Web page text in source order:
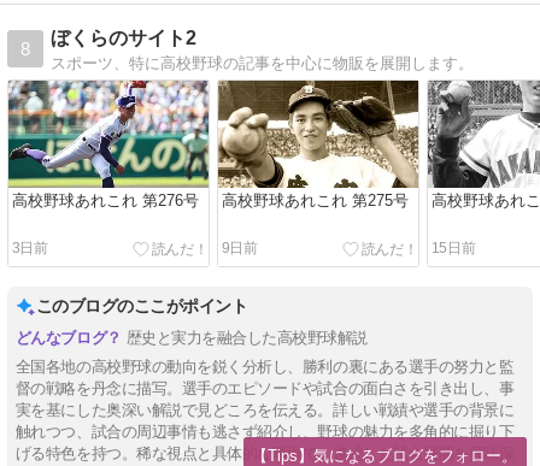
8
ぼくらのサイト2
スポーツ、特に高校野球の記事を中心に物販を展開します。
高校野球あれこれ 第276号
3日前
高校野球あれこれ 第275号
9日前
高校野球あれ
15日前
このブログのここがポイント
歴史と実力を融合した高校野球解説
全国各地の高校野球の動向を鋭く分析し、勝利の裏にある選手の努力と監
督の戦略を丹念に描写。選手のエピソードや試合の面白さを引き出し、事
実を基にした奥深い解説で見どころを伝える。詳しい戦績や選手の背景に
触れつつ、試合の周辺事情も逃さず紹介し、野球の魅力を多角的に掘り下
げる特色を持つ。稀な視点と具体的な事例で、連続した試合展開を興味深
【Tips】気になるブログをフォロー。